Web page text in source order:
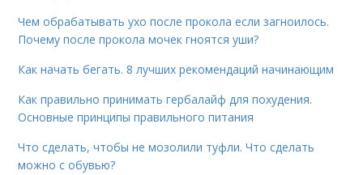
Чем обрабатывать ухо после прокола если загноилось.
Почему после прокола мочек гноятся уши?
Как начать бегать. 8 лучших рекомендаций начинающим
Как правильно принимать гербалайф для похудения.
Основные принципы правильного питания
Что сделать, чтобы не мозолили туфли. Что сделать
можно с обувью?